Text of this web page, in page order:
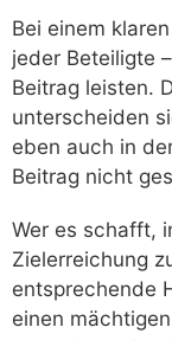
Bei einem
jeder Beteiligte
Beitrag leisten.
unterscheiden
eben auch in
Beitrag nicht
Wer es schafft,
Zielerreichung
entsprechende
einen